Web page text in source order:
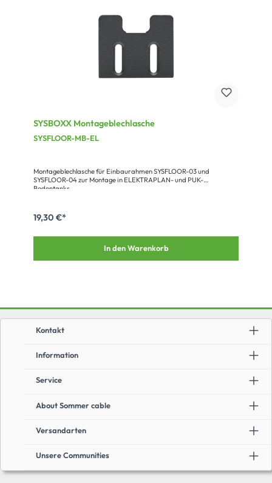
SYSBOXX Montageblechlasche
SYSFLOOR-MB-EL
Montageblechlasche für Einbaurahmen SYSFLOOR-03 und
SYSFLOOR-04 zur Montage in ELEKTRAPLAN- und PUK-
Bodentanks
19,30 €*
In den Warenkorb
Information
Service
About Sommer cable
Versandarten
Unsere Communities
Kontakt